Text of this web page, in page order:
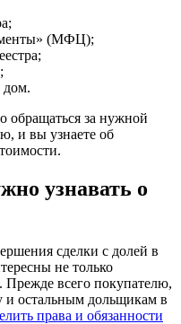
(МФЦ);
дом.
обращаться за нужной
и вы узнаете об
узнавать о
сделки с долей в
не только
Прежде всего покупателю,
и остальным дольщикам в
права и обязанности